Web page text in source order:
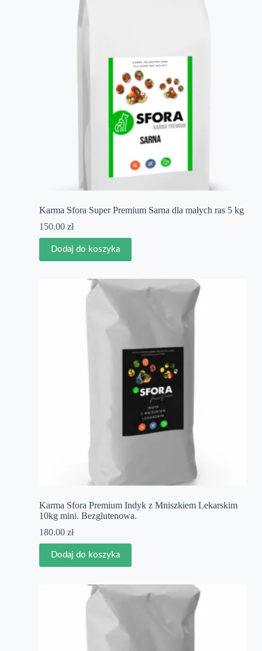
Karma Sfora Super Premium Sarna dla małych ras 5 kg
150.00 zł
Dodaj do koszyka
Karma Sfora Premium Indyk z Mniszkiem Lekarskim
10kg mini. Bezglutenowa.
180.00 zł
Dodaj do koszyka